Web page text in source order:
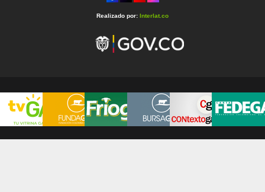
Realizado por: Interlat.co